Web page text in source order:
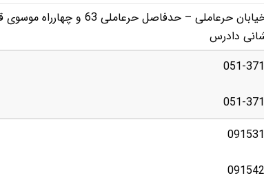
مشهد-خیابان حرعاملی – حدفاصل
دادرس
051-
051-